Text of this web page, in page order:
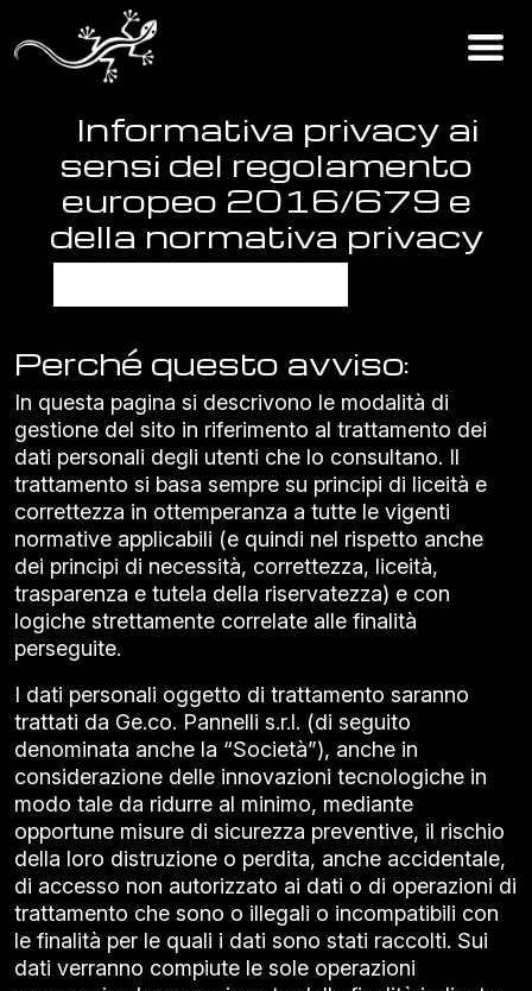
Informativa privacy ai
sensi del regolamento
europeo 2016/679 e
della normativa privacy
vigente
Perché questo avviso:
In questa pagina si descrivono le modalità di
gestione del sito in riferimento al trattamento dei
dati personali degli utenti che lo consultano. Il
trattamento si basa sempre su principi di liceità e
correttezza in ottemperanza a tutte le vigenti
normative applicabili (e quindi nel rispetto anche
dei principi di necessità, correttezza, liceità,
trasparenza e tutela della riservatezza) e con
logiche strettamente correlate alle finalità
perseguite.
I dati personali oggetto di trattamento saranno
trattati da Ge.co. Pannelli s.r.l. (di seguito
denominata anche la “Società”), anche in
considerazione delle innovazioni tecnologiche in
modo tale da ridurre al minimo, mediante
opportune misure di sicurezza preventive, il rischio
della loro distruzione o perdita, anche accidentale,
di accesso non autorizzato ai dati o di operazioni di
trattamento che sono o illegali o incompatibili con
le finalità per le quali i dati sono stati raccolti. Sui
dati verranno compiute le sole operazioni